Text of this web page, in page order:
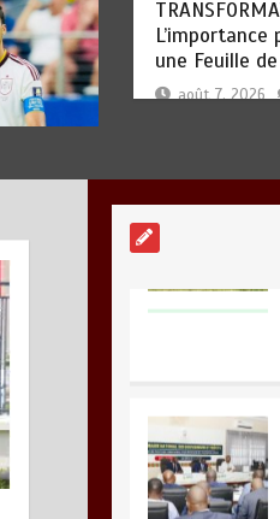
TOGO :
indicateur de